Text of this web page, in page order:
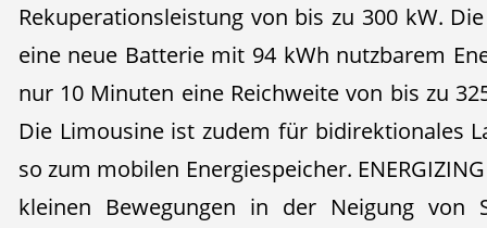
Rekuperationsleistung von bis zu 300 kW.
eine neue Batterie mit 94 kWh nutzbarem
nur 10 Minuten eine Reichweite von bis zu
Die Limousine ist zudem für bidirektionales
so zum mobilen Energiespeicher.
kleinen Bewegungen in der Neigung von